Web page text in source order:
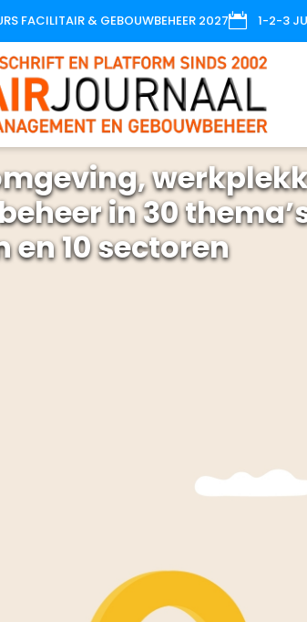
FACILITAIR & GEBOUWBEHEER 2027 1-2-3
in 30
en 10 sectoren